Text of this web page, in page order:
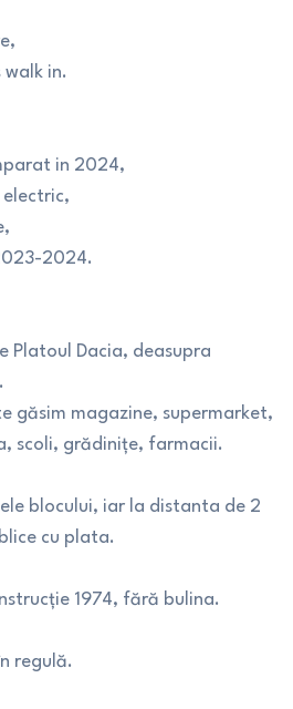
walk in.
in 2024,
2024.
Platoul Dacia, deasupra
găsim magazine, supermarket,
scoli, grădinițe, farmacii.
blocului, iar la distanta de 2
cu plata.
1974, fără bulina.
regulă.